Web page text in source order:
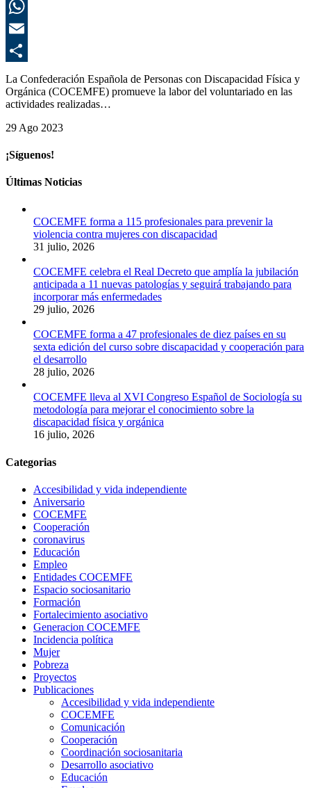
La Confederación Española de Personas con Discapacidad Física y
Orgánica (COCEMFE) promueve la labor del voluntariado en las
actividades realizadas…
29 Ago 2023
¡Síguenos!
Últimas Noticias
COCEMFE forma a 115 profesionales para prevenir la
violencia contra mujeres con discapacidad
31 julio, 2026
COCEMFE celebra el Real Decreto que amplía la jubilación
anticipada a 11 nuevas patologías y seguirá trabajando para
incorporar más enfermedades
29 julio, 2026
COCEMFE forma a 47 profesionales de diez países en su
sexta edición del curso sobre discapacidad y cooperación para
el desarrollo
28 julio, 2026
COCEMFE lleva al XVI Congreso Español de Sociología su
metodología para mejorar el conocimiento sobre la
discapacidad física y orgánica
16 julio, 2026
Categorias
Accesibilidad y vida independiente
Aniversario
COCEMFE
Cooperación
coronavirus
Educación
Empleo
Entidades COCEMFE
Espacio sociosanitario
Formación
Fortalecimiento asociativo
Generacion COCEMFE
Incidencia política
Mujer
Pobreza
Proyectos
Publicaciones
Accesibilidad y vida independiente
COCEMFE
Comunicación
Cooperación
Coordinación sociosanitaria
Desarrollo asociativo
Educación